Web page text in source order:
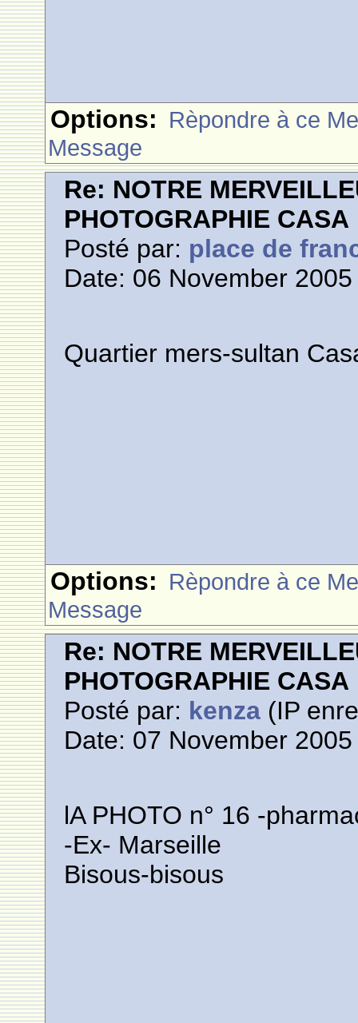
Options: Rèpondre à ce
Message
Re: NOTRE
PHOTOGRAPHIE CASA
Posté par: place de
Date: 06 November
Quartier mers-sultan
Options: Rèpondre à ce
Message
Re: NOTRE
PHOTOGRAPHIE CASA
Posté par: kenza (IP
Date: 07 November
lA PHOTO n° 16 -
-Ex- Marseille
Bisous-bisous